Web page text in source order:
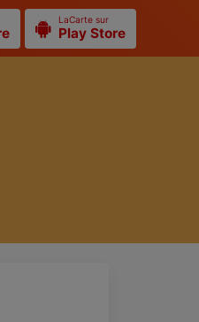
LaCarte sur
Play Store